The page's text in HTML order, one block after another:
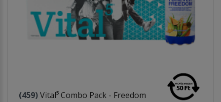
(459)Vital⁵ Combo Pack - Freedom